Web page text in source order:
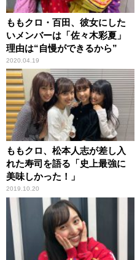
ももクロ・百田、彼女にした
いメンバーは「佐々木彩夏」
理由は“自慢ができるから”
2020.04.19
ももクロ、松本人志が差し入
れた寿司を語る「史上最強に
美味しかった！」
2019.10.20